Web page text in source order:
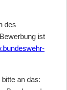
des
ist
an das: